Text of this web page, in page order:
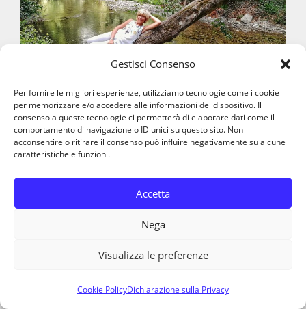
Gestisci Consenso
Per fornire le migliori esperienze, utilizziamo tecnologie come i cookie
per memorizzare e/o accedere alle informazioni del dispositivo. Il
consenso a queste tecnologie ci permetterà di elaborare dati come il
comportamento di navigazione o ID unici su questo sito. Non
acconsentire o ritirare il consenso può influire negativamente su alcune
caratteristiche e funzioni.
Accetta
Nega
Visualizza le preferenze
Cookie PolicyDichiarazione sulla Privacy
L’avvicinarmi alla natura produce in me un
Chi, come me, vive in una metropoli, come la
mia città Napoli, cerca la fuga dalla
dei boschi, il profumo dei fiori, il cinguettio